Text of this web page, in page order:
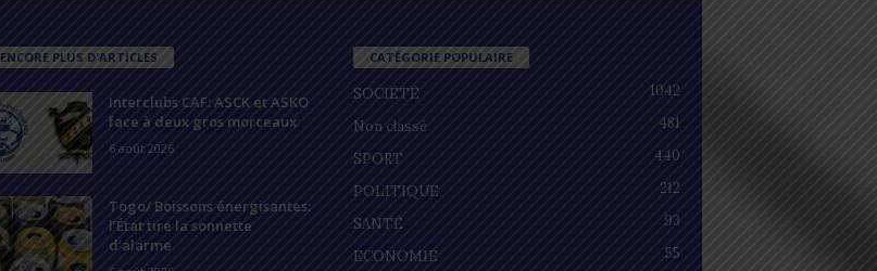
ENCORE PLUS D'ARTICLES
Interclubs CAF: ASCK et ASKO
face à deux gros morceaux
6 août 2026
Togo/ Boissons énergisantes:
l’État tire la sonnette
d’alarme
CATÉGORIE POPULAIRE
SOCIÉTÉ
1042
Non classé
481
SPORT
440
POLITIQUE
212
SANTÉ
93
ECONOMIE
55